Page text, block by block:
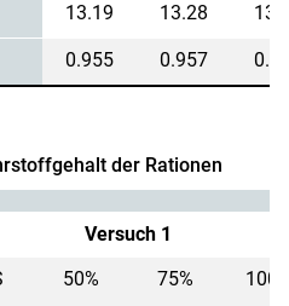
13.19 13.28
0.955 0.957
der Rationen
Versuch 1
50% 75%